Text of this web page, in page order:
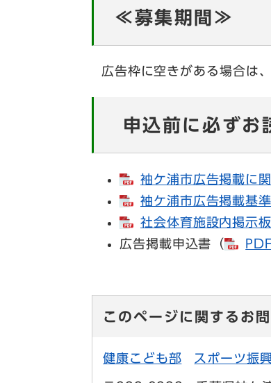
≪募集期間≫
広告枠に空きがある場合は
申込前に必ずお
袖ケ浦市広告掲載に
袖ケ浦市広告掲載基
社会体育施設内掲示
広告掲載申込書（
このページに関するお
健康こども部 スポーツ振